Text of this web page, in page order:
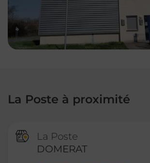
La Poste à proximité
La Poste
DOMERAT